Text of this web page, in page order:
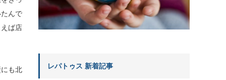
んで
ば店
も北
レパトゥス 新着記事